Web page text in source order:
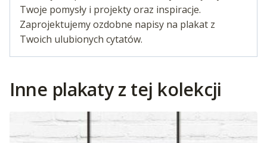
Twoje pomysły i projekty oraz inspiracje.
Zaprojektujemy ozdobne napisy na plakat z
Twoich ulubionych cytatów.
Inne plakaty z tej kolekcji